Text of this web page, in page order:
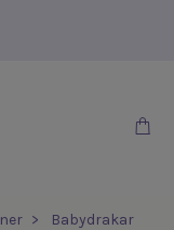
Babydrakar